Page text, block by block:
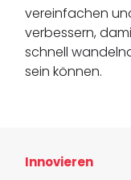
vereinfachen
verbessern,
schnell
sein können.
Innovieren